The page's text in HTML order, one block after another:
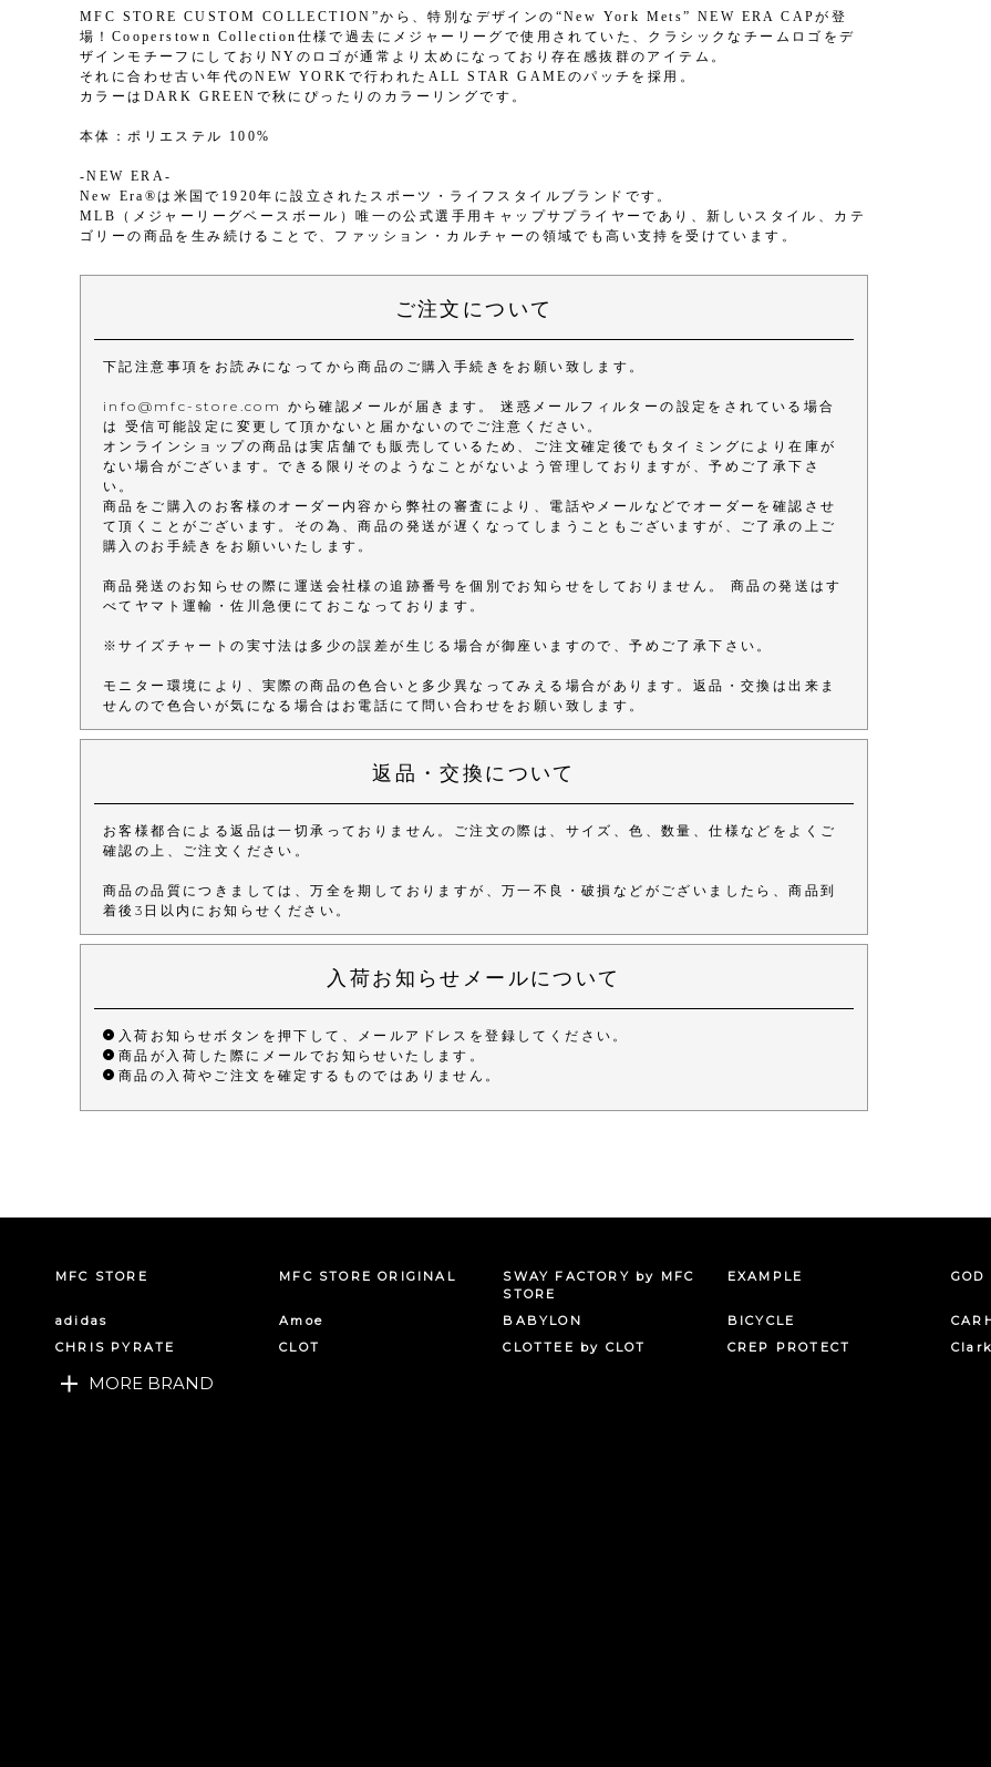
MFC STORE CUSTOM COLLECTION”から、特別なデザインの“New York Mets” NEW ERA CAPが登
場！Cooperstown Collection仕様で過去にメジャーリーグで使用されていた、クラシックなチームロゴをデ
ザインモチーフにしておりNYのロゴが通常より太めになっており存在感抜群のアイテム。
それに合わせ古い年代のNEW YORKで行われたALL STAR GAMEのパッチを採用。
カラーはDARK GREENで秋にぴったりのカラーリングです。
本体：ポリエステル 100%
-NEW ERA-
New Era®は米国で1920年に設立されたスポーツ・ライフスタイルブランドです。
MLB（メジャーリーグベースボール）唯一の公式選手用キャップサプライヤーであり、新しいスタイル、カテ
ゴリーの商品を生み続けることで、ファッション・カルチャーの領域でも高い支持を受けています。
ご注文について
下記注意事項をお読みになってから商品のご購入手続きをお願い致します。
info@mfc-store.com から確認メールが届きます。 迷惑メールフィルターの設定をされている場合
は 受信可能設定に変更して頂かないと届かないのでご注意ください。
オンラインショップの商品は実店舗でも販売しているため、ご注文確定後でもタイミングにより在庫が
ない場合がございます。できる限りそのようなことがないよう管理しておりますが、予めご了承下さ
い。
商品をご購入のお客様のオーダー内容から弊社の審査により、電話やメールなどでオーダーを確認させ
て頂くことがございます。その為、商品の発送が遅くなってしまうこともございますが、ご了承の上ご
購入のお手続きをお願いいたします。
商品発送のお知らせの際に運送会社様の追跡番号を個別でお知らせをしておりません。 商品の発送はす
べてヤマト運輸・佐川急便にておこなっております。
※サイズチャートの実寸法は多少の誤差が生じる場合が御座いますので、予めご了承下さい。
モニター環境により、実際の商品の色合いと多少異なってみえる場合があります。返品・交換は出来ま
せんので色合いが気になる場合はお電話にて問い合わせをお願い致します。
返品・交換について
お客様都合による返品は一切承っておりません。ご注文の際は、サイズ、色、数量、仕様などをよくご
確認の上、ご注文ください。
商品の品質につきましては、万全を期しておりますが、万一不良・破損などがございましたら、商品到
着後3日以内にお知らせください。
入荷お知らせメールについて
入荷お知らせボタンを押下して、メールアドレスを登録してください。
商品が入荷した際にメールでお知らせいたします。
商品の入荷やご注文を確定するものではありません。
MFC STORE MFC STORE ORIGINAL
SWAY FACTORY by MFC
STORE
EXAMPLE GOD
adidas Amoe BABYLON BICYCLE
CHRIS PYRATE
CLOT CLOTTEE by CLOT CREP PROTECT
MORE BRAND